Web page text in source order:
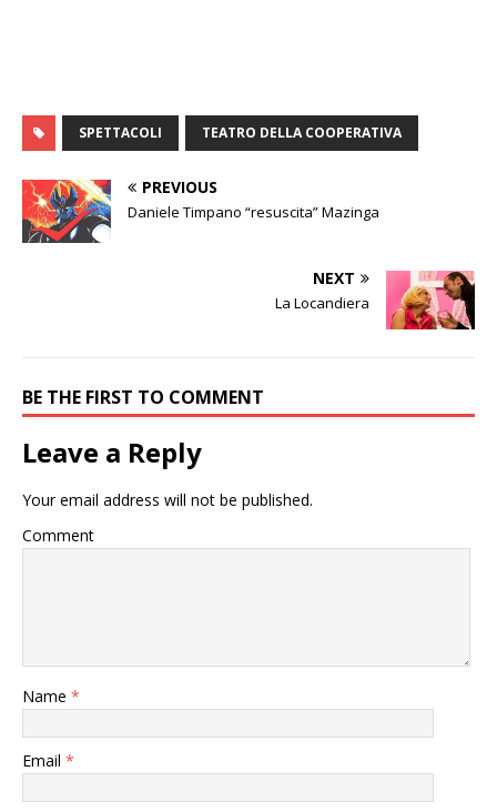
SPETTACOLI TEATRO DELLA COOPERATIVA
PREVIOUS
Daniele Timpano “resuscita” Mazinga
NEXT
La Locandiera
BE THE FIRST TO COMMENT
Leave a Reply
Your email address will not be published.
Comment
Name *
Email *